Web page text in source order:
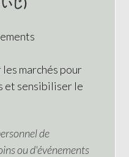
じ)
les marchés pour
et sensibiliser le
de
ou d'événements